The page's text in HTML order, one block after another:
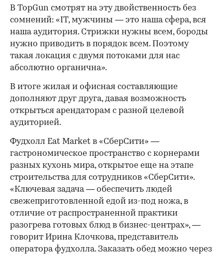
В TopGun смотрят на эту двойственность без
сомнений: «IT, мужчины — это наша сфера, вся
наша аудитория. Стрижки нужны всем, бороды
нужно приводить в порядок всем. Поэтому
такая локация с двумя потоками для нас
абсолютно органична».
В итоге жилая и офисная составляющие
дополняют друг друга, давая возможность
открыться арендаторам с разной целевой
аудиторией.
Фудхолл Eat Market в «СберСити» —
гастрономическое пространство с корнерами
разных кухонь мира, открытое еще на этапе
строительства для сотрудников «СберСити».
«Ключевая задача — обеспечить людей
свежеприготовленной едой из-под ножа, в
отличие от распространенной практики
разогрева готовых блюд в бизнес-центрах», —
говорит Ирина Клочкова, представитель
оператора фудхолла. Заказать обед можно через